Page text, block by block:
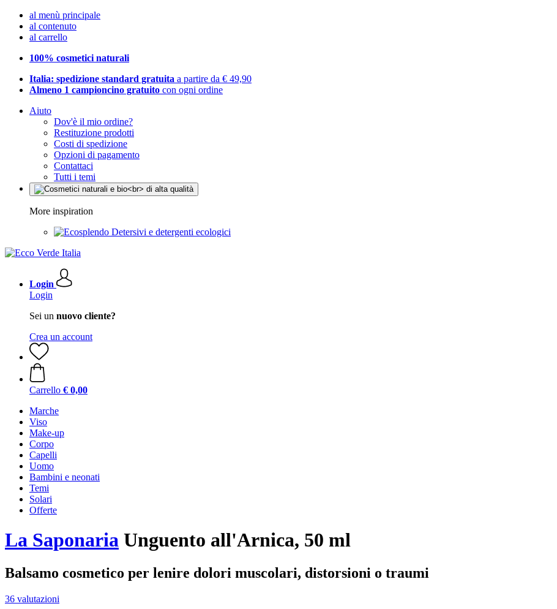
al menù principale
al contenuto
al carrello
100% cosmetici naturali
Italia: spedizione standard gratuita a partire da € 49,90
Almeno 1 campioncino gratuito con ogni ordine
Aiuto
Dov'è il mio ordine?
Restituzione prodotti
Costi di spedizione
Opzioni di pagamento
Contattaci
Tutti i temi
More inspiration
Detersivi e detergenti ecologici
Login
Login
Sei un nuovo cliente?
Crea un account
Carrello € 0,00
Marche
Viso
Make-up
Corpo
Capelli
Uomo
Bambini e neonati
Temi
Solari
Offerte
La Saponaria Unguento all'Arnica, 50 ml
Balsamo cosmetico per lenire dolori muscolari, distorsioni o traumi
36 valutazioni